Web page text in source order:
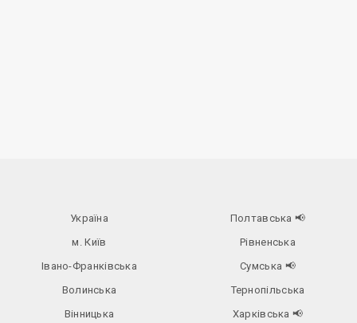
Україна
м. Київ
Івано-Франківська
Волинська
Вінницька
Полтавська 📢
Рівненська
Сумська 📢
Тернопільська
Харківська 📢